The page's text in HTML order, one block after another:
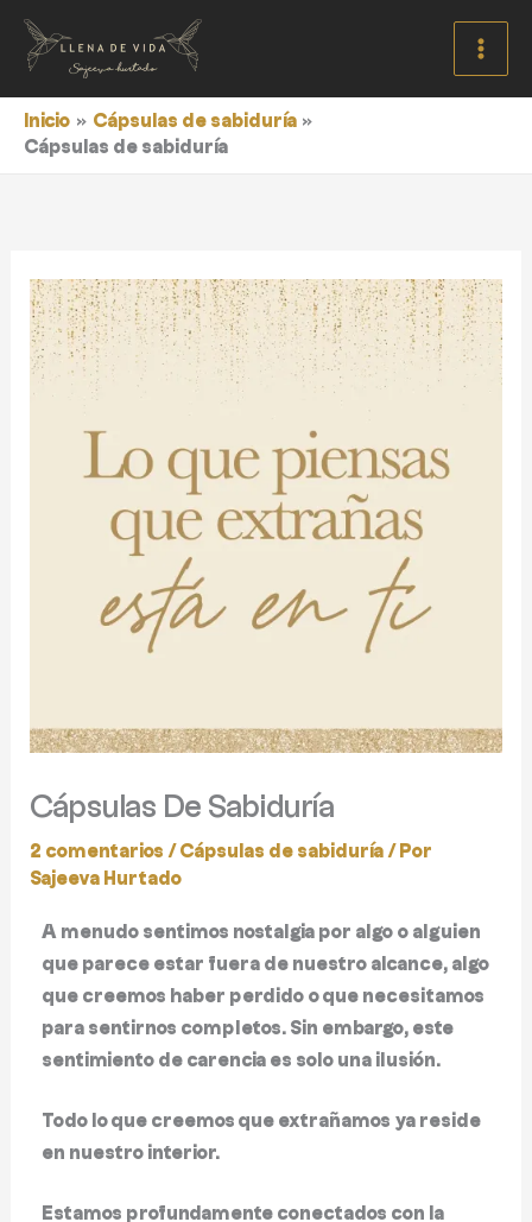
contenido
Inicio
Cápsulas de sabiduría
Cápsulas de sabiduría
Cápsulas De Sabiduría
2 comentarios / Cápsulas de sabiduría/ Por
Sajeeva Hurtado
A menudo sentimos nostalgia por algo o alguien
que parece estar fuera de nuestro alcance, algo
que creemos haber perdido o que necesitamos
para sentirnos completos. Sin embargo, este
sentimiento de carencia es solo una ilusión.
Todo lo que creemos que extrañamos ya reside
en nuestro interior.
Estamos profundamente conectados con la